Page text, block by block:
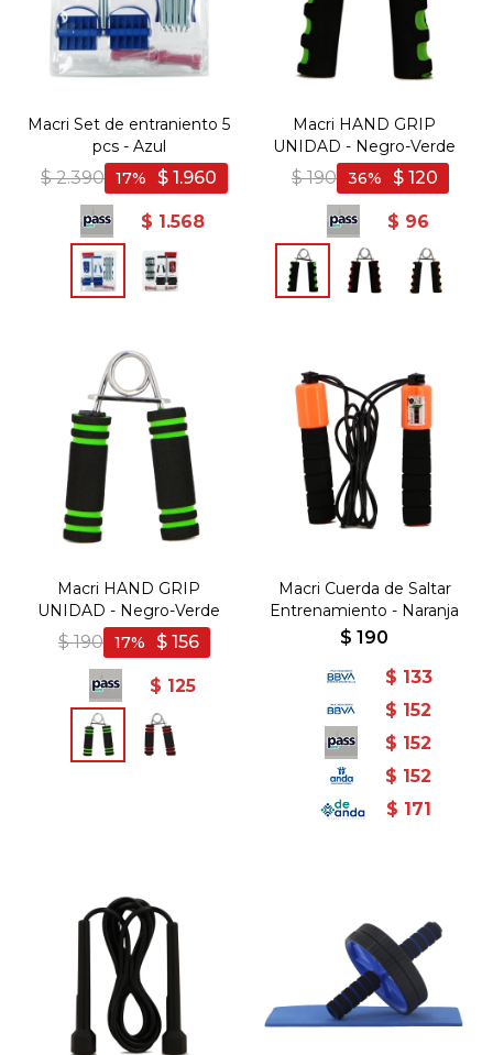
Macri Set de entraniento 5
pcs - Azul
$ 2.390 $ 1.960
17
$ 1.568
Macri HAND GRIP
UNIDAD - Negro-Verde
$ 190 $ 120
36
$ 96
Macri HAND GRIP
UNIDAD - Negro-Verde
$ 190 $ 156
17
$ 125
Macri Cuerda de Saltar
Entrenamiento - Naranja
$ 190
$ 133
$ 152
$ 152
$ 152
$ 171